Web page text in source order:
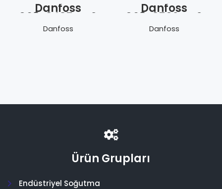
Danfoss
068Z3435 TS 2
R404A (İç D.-
Kay.) MOP N
Danfoss
Danfoss
068Z3502 TZ 2
R407C (İç D.-
Kay.-40/-10)
Danfoss
Ürün Grupları
Endüstriyel Soğutma